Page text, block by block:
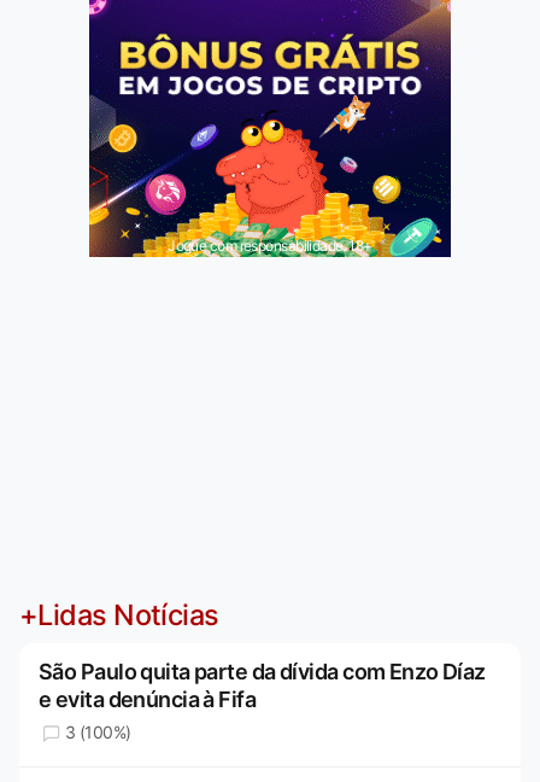
Jogue com responsabilidade. 18+
+Lidas Notícias
São Paulo quita parte da dívida com Enzo Díaz
e evita denúncia à Fifa
3 (100%)